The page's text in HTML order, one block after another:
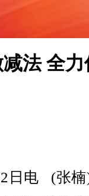
法 全力
电 (张楠)